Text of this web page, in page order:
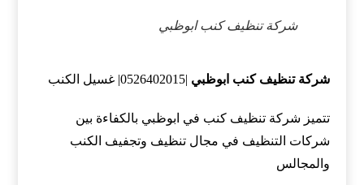
شركة تنظيف كنب ابوظبي
شركة تنظيف كنب ابوظبي |0526402015| غسيل الكنب
تتميز شركة تنظيف كنب في ابوظبي بالكفاءة بين
شركات التنظيف في مجال تنظيف وتجفيف الكنب
والمجالس